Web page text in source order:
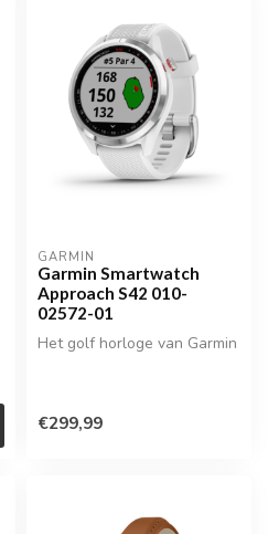
GARMIN
Garmin Smartwatch
Approach S42 010-
02572-01
Het golf horloge van Garmin
€299,99